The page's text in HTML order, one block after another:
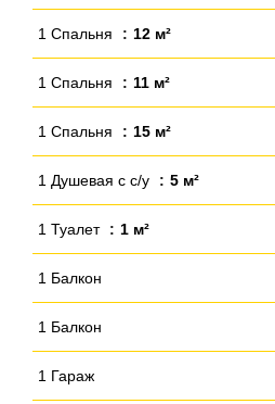
1 Спальня 12 м²
1 Спальня 11 м²
1 Спальня 15 м²
1 Душевая с с/у 5 м²
1 Туалет 1 м²
1 Балкон
1 Балкон
1 Гараж